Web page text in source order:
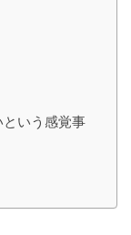
いう感覚事